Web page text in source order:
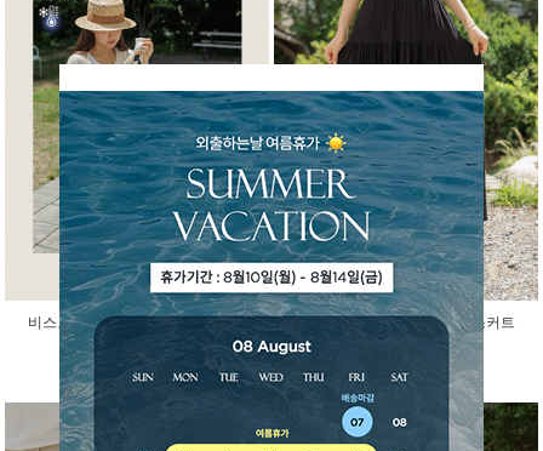
비스코스 인견 아이스 반팔 가디건
45,000원
걸을때마다 예쁜 말랑 밴딩 스커트
29,800원